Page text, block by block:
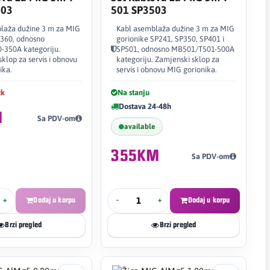
dužine 3 m za MIG
odnosno
350A kategoriju.
za servis i obnovu
Sa PDV-om
+ Dodaj u korpu
Brzi pregled
501 SP3503
Kabl asemblaža dužine 3 m za MIG
gorionike SP241, SP350, SP401 i
SP501, odnosno MB501/T501-500A
kategoriju. Zamjenski sklop za
servis i obnovu MIG gorionika.
Na stanju
Dostava 24-48h
available
355KM Sa PDV-om
- + Dodaj u korpu
Brzi pregled